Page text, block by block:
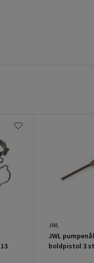
JWL
JWL
boldpistol 3